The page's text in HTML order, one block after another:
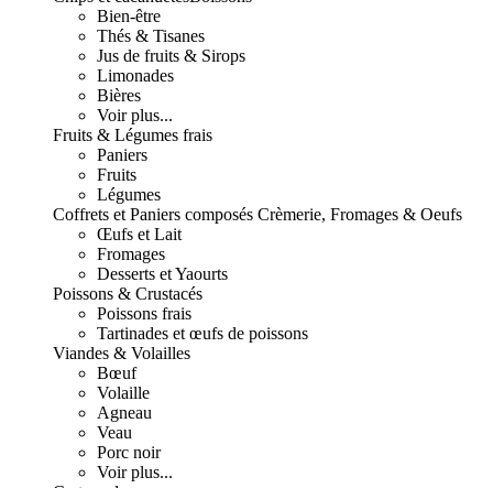
Bien-être
Thés & Tisanes
Jus de fruits & Sirops
Limonades
Bières
Voir plus...
Fruits & Légumes frais
Paniers
Fruits
Légumes
Coffrets et Paniers composés Crèmerie, Fromages & Oeufs
Œufs et Lait
Fromages
Desserts et Yaourts
Poissons & Crustacés
Poissons frais
Tartinades et œufs de poissons
Viandes & Volailles
Bœuf
Volaille
Agneau
Veau
Porc noir
Voir plus...